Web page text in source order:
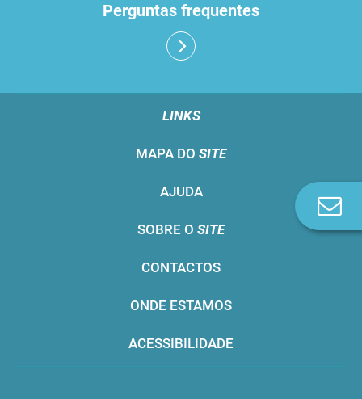
Perguntas frequentes
LINKS
MAPA DO SITE
AJUDA
SOBRE O SITE
CONTACTOS
ONDE ESTAMOS
ACESSIBILIDADE